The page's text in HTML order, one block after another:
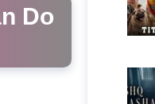
Do